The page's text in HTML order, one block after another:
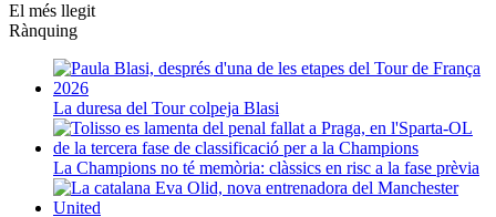
El més llegit
Rànquing
La duresa del Tour colpeja Blasi
La Champions no té memòria: clàssics en risc a la fase prèvia